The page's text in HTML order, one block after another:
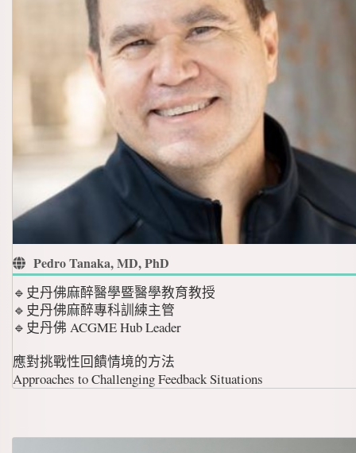
Pedro Tanaka, MD, PhD
🔹史丹佛麻醉醫學暨醫學教育教授
🔹史丹佛麻醉專科訓練主管
🔹史丹佛 ACGME Hub Leader
應對挑戰性回饋情境的方法
Approaches to Challenging Feedback Situations